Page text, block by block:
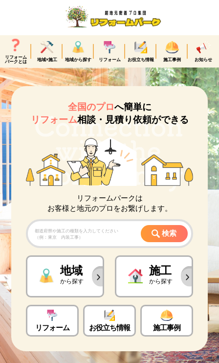
リフォーム
パークとは
地域×施工 地域から探す リフォーム お役立ち情報 施工事例 お知らせ
全国のプロへ簡単に
リフォーム相談・見積り依頼ができる
リフォームパークは
お客様と地元のプロをお繋げします。
検索
都道府県や施工の種類を入力してください
（例：東京 内装工事）
地域
から探す
施工
から探す
リフォーム お役立ち情報 施工事例